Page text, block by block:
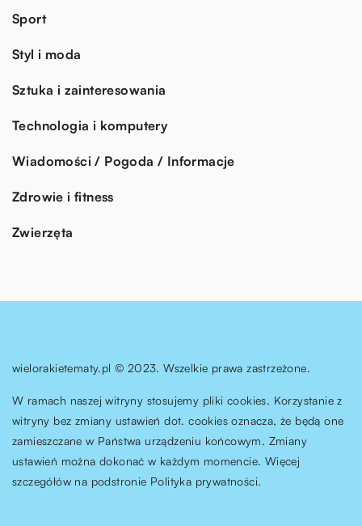
Sport
Styl i moda
Sztuka i zainteresowania
Technologia i komputery
Wiadomości / Pogoda / Informacje
Zdrowie i fitness
Zwierzęta
wielorakietematy.pl © 2023. Wszelkie prawa zastrzeżone.
W ramach naszej witryny stosujemy pliki cookies. Korzystanie z
witryny bez zmiany ustawień dot. cookies oznacza, że będą one
zamieszczane w Państwa urządzeniu końcowym. Zmiany
ustawień można dokonać w każdym momencie. Więcej
szczegółów na podstronie Polityka prywatności.